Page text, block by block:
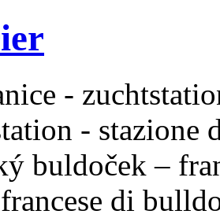
-
- stazione
buldoček –
di